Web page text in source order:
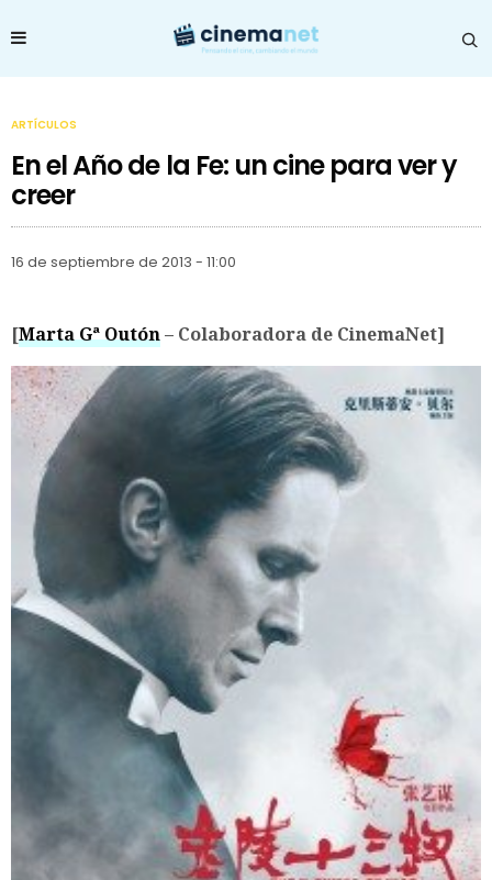
ARTÍCULOS
En el Año de la Fe: un cine para ver y
creer
16 de septiembre de 2013 - 11:00
[Marta Gª Outón – Colaboradora de CinemaNet]